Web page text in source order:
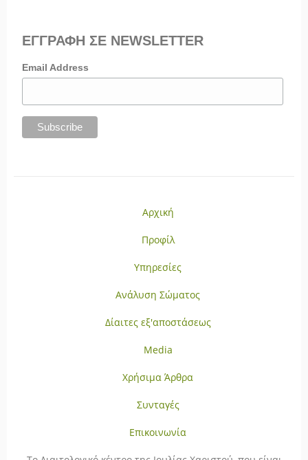
ΕΓΓΡΑΦΗ ΣΕ NEWSLETTER
Email Address
Αρχική
Προφίλ
Υπηρεσίες
Ανάλυση Σώματος
Δίαιτες εξ'αποστάσεως
Media
Χρήσιμα Άρθρα
Συνταγές
Επικοινωνία